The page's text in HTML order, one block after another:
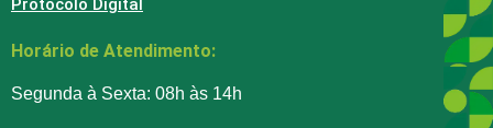
Protocolo Digital
Horário de Atendimento:
Segunda à Sexta: 08h às 14h